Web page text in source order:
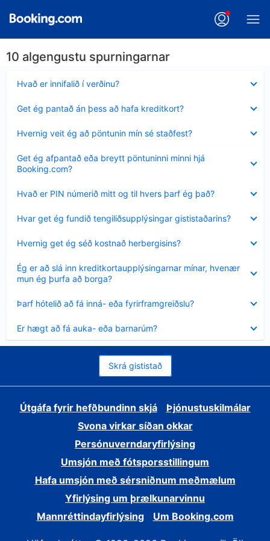
10 algengustu spurningarnar
Hvað er innifalið í verðinu?
sýnt
Get ég pantað án þess að hafa kreditkort?
sýnt
Hvernig veit ég að pöntunin mín sé staðfest?
sýnt
Get ég afpantað eða breytt pöntuninni minni hjá
Booking.com?
sýnt
Hvað er PIN númerið mitt og til hvers þarf ég það?
sýnt
Hvar get ég fundið tengiliðsupplýsingar gististaðarins?
sýnt
Hvernig get ég séð kostnað herbergisins?
sýnt
Ég er að slá inn kreditkortaupplýsingarnar mínar, hvenær
mun ég þurfa að borga?
Minna
sýnt
Þarf hótelið að fá inná- eða fyrirframgreiðslu?
sýnt
Er hægt að fá auka- eða barnarúm?
sýnt
Skrá gististað
Útgáfa fyrir hefðbundinn skjá
Þjónustuskilmálar
Svona virkar síðan okkar
Persónuverndaryfirlýsing
Umsjón með fótsporsstillingum
Hafa umsjón með sérsniðnum meðmælum
Yfirlýsing um þrælkunarvinnu
Mannréttindayfirlýsing
Um Booking.com